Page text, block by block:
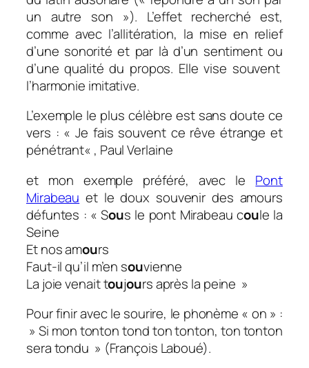
un autre son »). L’effet recherché est,
comme avec l’allitération, la mise en relief
d’une sonorité et par là d’un sentiment ou
d’une qualité du propos. Elle vise souvent
l’harmonie imitative.
L’exemple le plus célèbre est sans doute ce
vers : «Je fais souvent ce rêve étrange et
pénétrant« , Paul Verlaine
et mon exemple préféré, avec le Pont
Mirabeau et le doux souvenir des amours
défuntes : « Sous le pont Mirabeau coule la
Seine
Et nos amours
Faut-il qu’il m’en souvienne
La joie venait toujours après la peine »
Pour finir avec le sourire, le phonème « on » :
» Si mon tonton tond ton tonton, ton tonton
sera tondu » (François Laboué).